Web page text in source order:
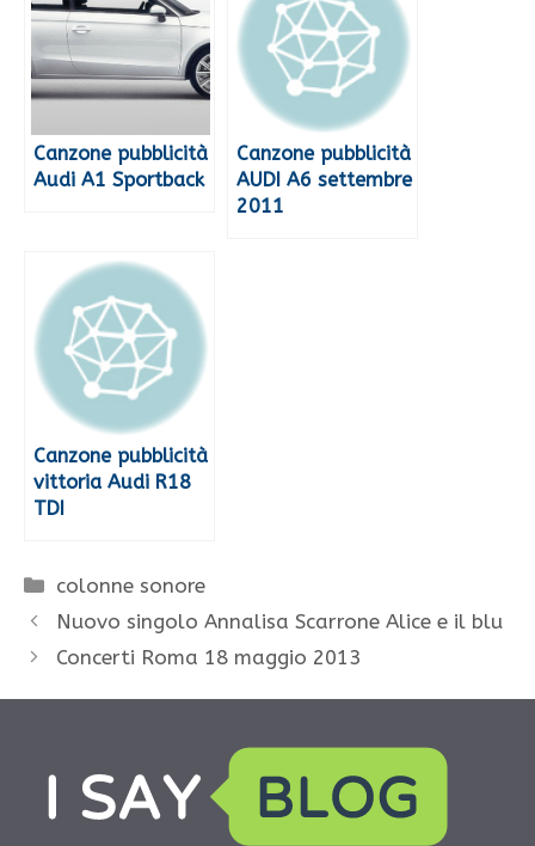
Canzone pubblicità
Audi A1 Sportback
Canzone pubblicità
AUDI A6 settembre
2011
Canzone pubblicità
vittoria Audi R18
TDI
Categorie
colonne sonore
Nuovo singolo Annalisa Scarrone Alice e il blu
Concerti Roma 18 maggio 2013